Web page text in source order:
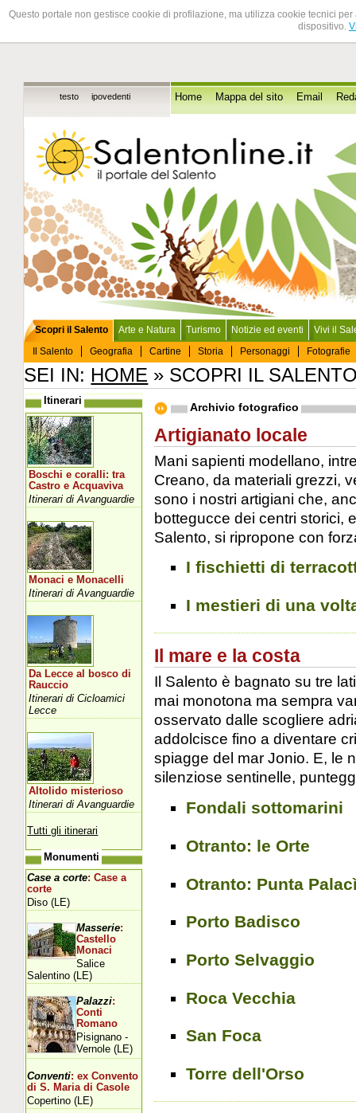
Questo portale non gestisce cookie di profilazione, ma utilizza cookie tecnici
dispositivo.
testo ipovedenti Home Mappa del sito Email
Scopri il Salento
Il Salento
Geografia Cartine Storia Personaggi Fotografie
Arte e Natura Turismo Notizie ed eventi Vivi il
SEI IN: HOME » SCOPRI IL
Archivio fotografico
Artigianato locale
Mani sapienti modellano,
Creano, da materiali grezzi,
sono i nostri artigiani che,
bottegucce dei centri storici,
Salento, si ripropone con
I fischietti di
I mestieri di una
Il mare e la costa
Il Salento è bagnato su tre
mai monotona ma sempra
osservato dalle scogliere
addolcisce fino a diventare
spiagge del mar Jonio. E, le
silenziose sentinelle,
Fondali sottomarini
Otranto: le Orte
Otranto: Punta
Porto Badisco
Porto Selvaggio
Roca Vecchia
San Foca
Torre dell'Orso
Itinerari
Boschi e coralli: tra
Castro e Acquaviva
Itinerari di Avanguardie
Monaci e Monacelli
Itinerari di Avanguardie
Da Lecce al bosco di
Rauccio
Itinerari di Cicloamici
Lecce
Altolido misterioso
Itinerari di Avanguardie
Tutti gli itinerari
Monumenti
Case a corte: Case a
corte
Diso (LE)
Masserie:
Castello
Monaci
Salice
Salentino (LE)
Palazzi:
Conti
Romano
Pisignano -
Vernole (LE)
Conventi: ex Convento
di S. Maria di Casole
Copertino (LE)